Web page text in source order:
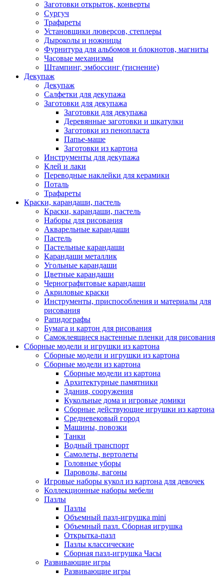
Заготовки открыток, конверты
Сургуч
Трафареты
Установщики люверсов, степлеры
Дыроколы и ножницы
Фурнитура для альбомов и блокнотов, магниты
Часовые механизмы
Штампинг, эмбоссинг (тиснение)
Декупаж
Декупаж
Салфетки для декупажа
Заготовки для декупажа
Заготовки для декупажа
Деревянные заготовки и шкатулки
Заготовки из пенопласта
Папье-маше
Заготовки из картона
Инструменты для декупажа
Клей и лаки
Переводные наклейки для керамики
Поталь
Трафареты
Краски, карандаши, пастель
Краски, карандаши, пастель
Наборы для рисования
Акварельные карандаши
Пастель
Пастельные карандаши
Карандаши металлик
Угольные карандаши
Цветные карандаши
Чернографитовые карандаши
Акриловые краски
Инструменты, приспособления и материалы для
рисования
Рапидографы
Бумага и картон для рисования
Самоклеящиеся настенные пленки для рисования
Сборные модели и игрушки из картона
Сборные модели и игрушки из картона
Сборные модели из картона
Сборные модели из картона
Архитектурные памятники
Здания, сооружения
Кукольные дома и игровые домики
Сборные действующие игрушки из картона
Средневековый город
Машины, повозки
Танки
Водный транспорт
Самолеты, вертолеты
Головные уборы
Паровозы, вагоны
Игровые наборы кукол из картона для девочек
Коллекционные наборы мебели
Пазлы
Пазлы
Объемный пазл-игрушка mini
Объемный пазл. Сборная игрушка
Открытка-пазл
Пазлы классические
Сборная пазл-игрушка Часы
Развивающие игры
Развивающие игры